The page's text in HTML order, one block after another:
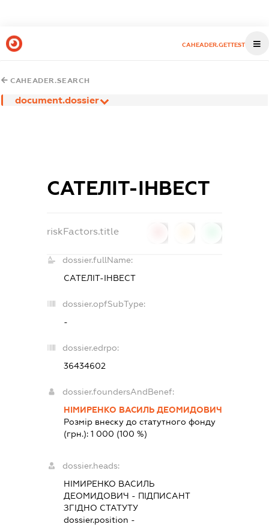
CAHEADER.GETTEST
CAHEADER.SEARCH
document.dossier
САТЕЛІТ-ІНВЕСТ
riskFactors.title
dossier.fullName:
САТЕЛІТ-ІНВЕСТ
dossier.opfSubType:
-
dossier.edrpo:
36434602
dossier.foundersAndBenef:
НІМИРЕНКО ВАСИЛЬ ДЕОМИДОВИЧ
Розмір внеску до статутного фонду
(грн.): 1 000 (100 %)
dossier.heads:
НІМИРЕНКО ВАСИЛЬ
ДЕОМИДОВИЧ - ПІДПИСАНТ
ЗГІДНО СТАТУТУ
dossier.position -